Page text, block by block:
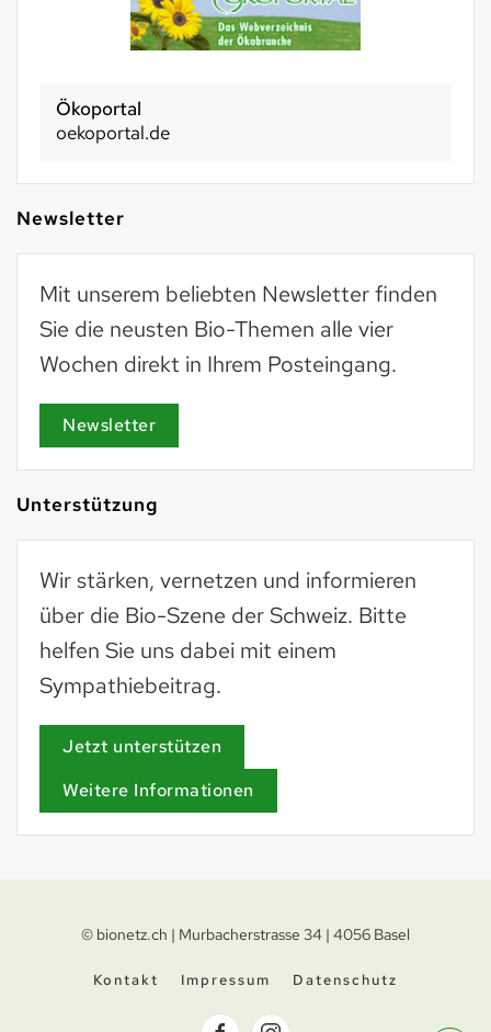
Ökoportal
oekoportal.de
Newsletter
Mit unserem beliebten Newsletter finden
Sie die neusten Bio-Themen alle vier
Wochen direkt in Ihrem Posteingang.
Newsletter
Unterstützung
Wir stärken, vernetzen und informieren
über die Bio-Szene der Schweiz. Bitte
helfen Sie uns dabei mit einem
Sympathiebeitrag.
Jetzt unterstützen
Weitere Informationen
© bionetz.ch | Murbacherstrasse 34 | 4056 Basel
Kontakt Impressum Datenschutz